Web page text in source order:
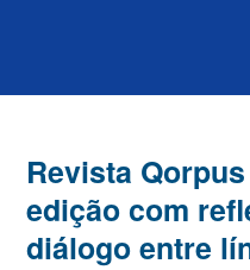
Revista
edição com
diálogo entre